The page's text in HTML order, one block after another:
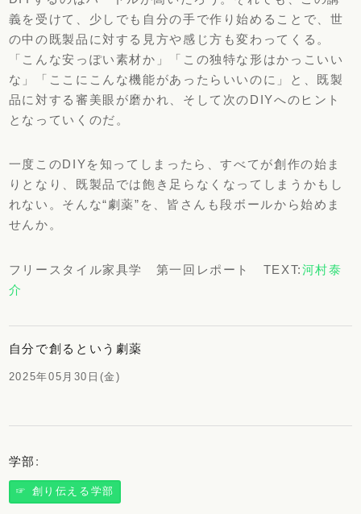
義を受けて、少しでも自分の手で作り始めることで、世
の中の既製品に対する見方や感じ方も変わってくる。
「こんな安っぽい素材か」「この独特な形はかっこいい
な」「ここにこんな機能があったらいいのに」と、既製
品に対する審美眼が磨かれ、そして次のDIYへのヒント
となっていくのだ。
一度このDIYを知ってしまったら、すべてが創作の始ま
りとなり、既製品では飽き足らなくなってしまうかもし
れない。そんな“劇薬”を、皆さんも段ボールから始めま
せんか。
フリースタイル家具学 第一回レポート TEXT:河村泰
介
自分で創るという劇薬
2025年05月30日(金)
学部 :
☞ 創り伝える学部